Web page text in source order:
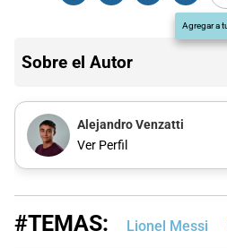
Agregar a
Sobre el Autor
Alejandro Venzatti
Ver Perfil
#TEMAS: Lionel Messi